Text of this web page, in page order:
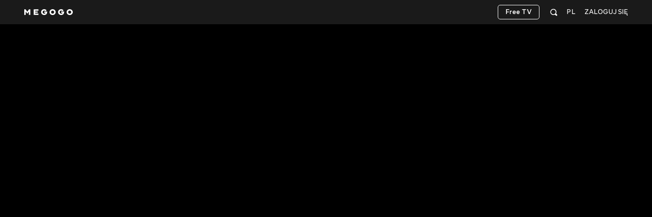
ZALOGUJ SIĘ
PL
Free TV